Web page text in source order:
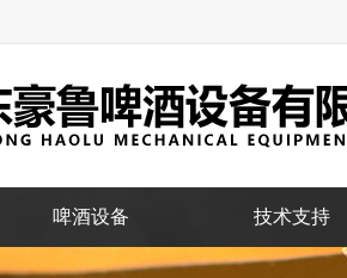
啤酒设备 技术支持